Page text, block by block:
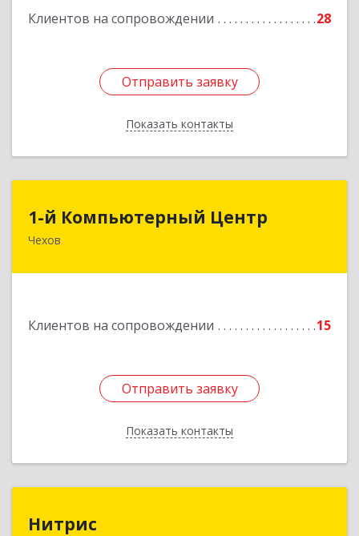
Клиентов на сопровождении 28
Отправить заявку
Показать контакты
Отправить заявку
Назад
1-й Компьютерный Центр
Чехов
Клиентов на сопровождении 15
Отправить заявку
Показать контакты
1-й Компьютерный Центр
142306, Московская обл, Чеховский р-н, Чехов
Отправить заявку
Назад
Нитрис